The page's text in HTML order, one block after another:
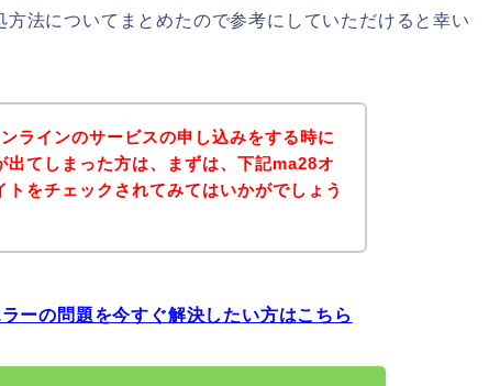
法についてまとめたので参考にしていただけると幸い
ラインのサービスの申し込みをする時に
出てしまった方は、まずは、下記ma28オ
トをチェックされてみてはいかがでしょう
ーの問題を今すぐ解決したい方はこちら